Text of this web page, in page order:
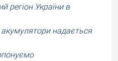
регіон України в
акумулятори надається